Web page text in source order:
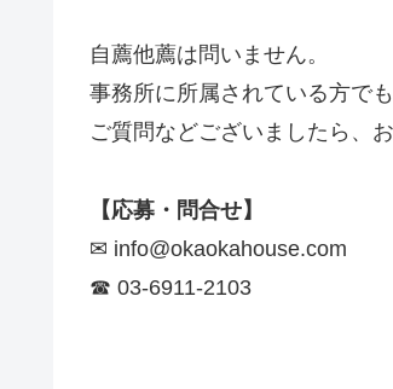
自薦他薦は問いません。
事務所に所属されている方で
ご質問などございましたら、
【応募・問合せ】
✉︎ info@okaokahouse.com
☎︎ 03-6911-2103